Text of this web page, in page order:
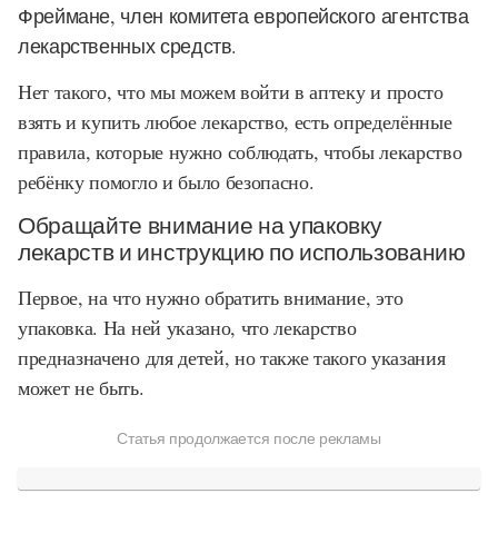
Фреймане, член комитета европейского агентства
лекарственных средств.
Нет такого, что мы можем войти в аптеку и просто
взять и купить любое лекарство, есть определённые
правила, которые нужно соблюдать, чтобы лекарство
ребёнку помогло и было безопасно.
Обращайте внимание на упаковку
лекарств и инструкцию по использованию
Первое, на что нужно обратить внимание, это
упаковка. На ней указано, что лекарство
предназначено для детей, но также такого указания
может не быть.
Статья продолжается после рекламы